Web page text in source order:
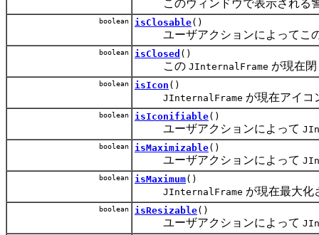
このウィンドウで表示される警
boolean isClosable()
ユーザアクションによってこ
boolean isClosed ()
この JInternalFrame が現在
boolean isIcon ()
JInternalFrame が現在アイコ
boolean isIconifiable()
ユーザアクションによって
boolean isMaximizable()
ユーザアクションによって
boolean isMaximum()
JInternalFrame が現在最大化
boolean isResizable()
ユーザアクションによって